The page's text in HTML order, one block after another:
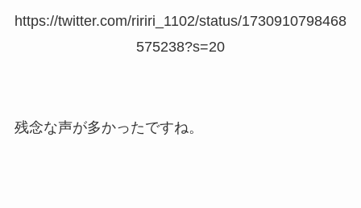
https://twitter.com/ririri_1102/status/1730910798468
575238?s=20
残念な声が多かったですね。